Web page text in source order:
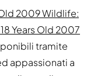
2009 Wildlife:
Years Old 2007
tramite
appassionati a